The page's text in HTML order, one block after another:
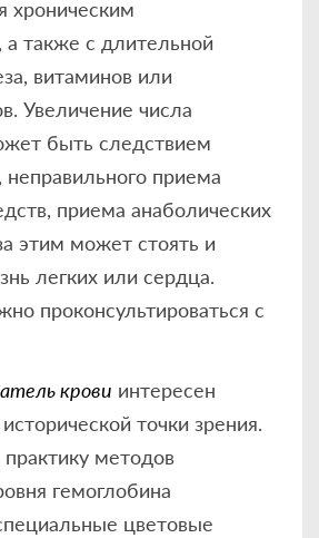
хроническим
а также с длительной
витаминов или
Увеличение числа
быть следствием
приема
приема анаболических
этим может стоять и
легких или сердца.
проконсультироваться с
крови интересен
точки зрения.
методов
гемоглобина
цветовые